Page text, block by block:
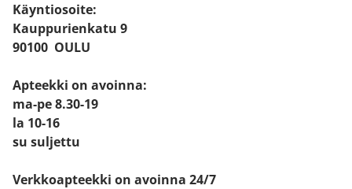
Käyntiosoite:
Kauppurienkatu 9
90100 OULU
Apteekki on avoinna:
ma-pe 8.30-19
la 10-16
su suljettu
Verkkoapteekki on avoinna 24/7